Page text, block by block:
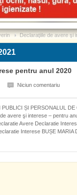
Declaraţiile de avere şi
pentru anul 2020
Niciun comentariu
ȘI PERSONALUL
avere şi interese – pentru
Avere Declaratie
Interese BUȘE MARIA